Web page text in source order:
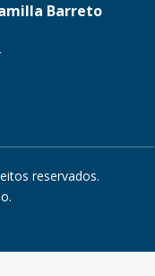
Barreto
reservados.
.